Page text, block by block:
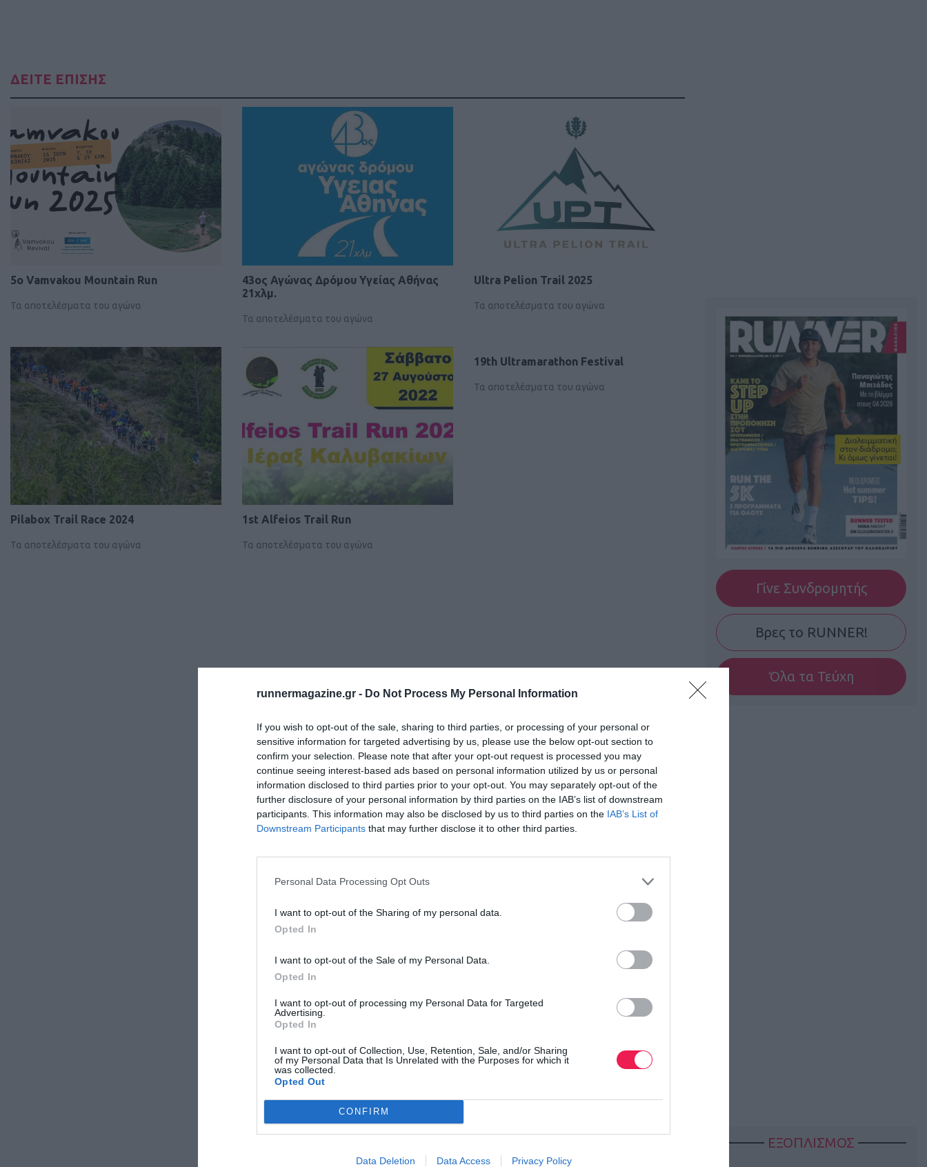
runnermagazine.gr - Do Not Process My Personal Information
If you wish to opt-out of the sale, sharing to third parties, or processing of your personal or
sensitive information for targeted advertising by us, please use the below opt-out section to
confirm your selection. Please note that after your opt-out request is processed you may
continue seeing interest-based ads based on personal information utilized by us or personal
information disclosed to third parties prior to your opt-out. You may separately opt-out of the
further disclosure of your personal information by third parties on the IAB’s list of downstream
participants. This information may also be disclosed by us to third parties on the IAB’s List of
Downstream Participants that may further disclose it to other third parties.
Personal Data Processing Opt Outs
I want to opt-out of the Sharing of my personal data.
Opted In
I want to opt-out of the Sale of my Personal Data.
Opted In
I want to opt-out of processing my Personal Data for Targeted
Advertising.
Opted In
I want to opt-out of Collection, Use, Retention, Sale, and/or Sharing
of my Personal Data that Is Unrelated with the Purposes for which it
was collected.
Opted Out
CONFIRM
Data Deletion Data Access Privacy Policy
ΔΕΙΤΕ ΕΠΙΣΗΣ
5ο Vamvakou Mountain Run
Τα αποτελέσματα του αγώνα
43ος Αγώνας Δρόμου Υγείας Αθήνας
21χλμ.
Τα αποτελέσματα του αγώνα
Ultra Pelion Trail 2025
Τα αποτελέσματα του αγώνα
Pilabox Trail Race 2024
Τα αποτελέσματα του αγώνα
1st Alfeios Trail Run
Τα αποτελέσματα του αγώνα
19th Ultramarathon Festival
Τα αποτελέσματα του αγώνα
Γίνε Συνδρομητής
Βρες το RUNNER!
Όλα τα Τεύχη
ΕΞΟΠΛΙΣΜΟΣ